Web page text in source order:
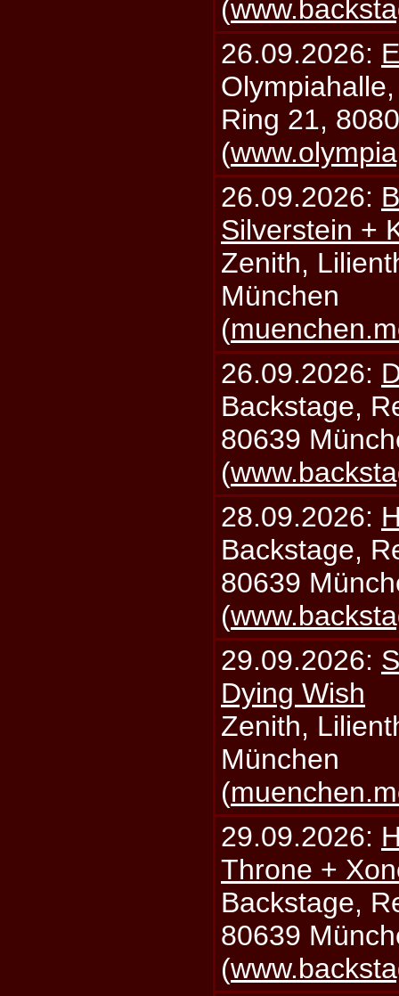
(
26.09.2026:
Ring 21,
(
26.09.2026:
Silverstein +
Zenith,
München
(
26.09.2026:
Backstage,
80639
(
28.09.2026:
Backstage,
80639
(
29.09.2026:
Dying Wish
Zenith,
München
(
29.09.2026:
Throne +
Backstage,
80639
(